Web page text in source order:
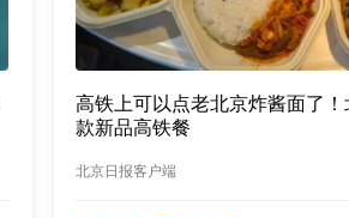
高铁上可以点老北京炸酱面了
款新品高铁餐
北京日报客户端